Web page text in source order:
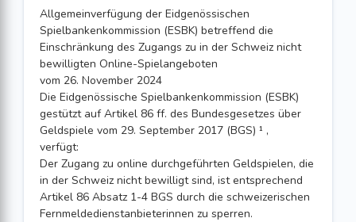
Allgemeinverfügung der Eidgenössischen
Spielbankenkommission (ESBK) betreffend die
Einschränkung des Zugangs zu in der Schweiz nicht
bewilligten Online-Spielangeboten
vom 26. November 2024
Die Eidgenössische Spielbankenkommission (ESBK)
gestützt auf Artikel 86 ff. des Bundesgesetzes über
Geldspiele vom 29. September 2017 (BGS) ¹ ,
verfügt:
Der Zugang zu online durchgeführten Geldspielen, die
in der Schweiz nicht bewilligt sind, ist entsprechend
Artikel 86 Absatz 1-4 BGS durch die schweizerischen
Fernmeldedienstanbieterinnen zu sperren.